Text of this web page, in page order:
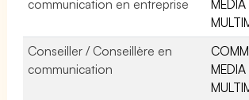
communication en entreprise
MEDIA
Conseiller / Conseillère en
communication
MEDIA